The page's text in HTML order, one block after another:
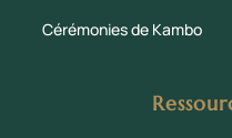
Cérémonies de Kambo